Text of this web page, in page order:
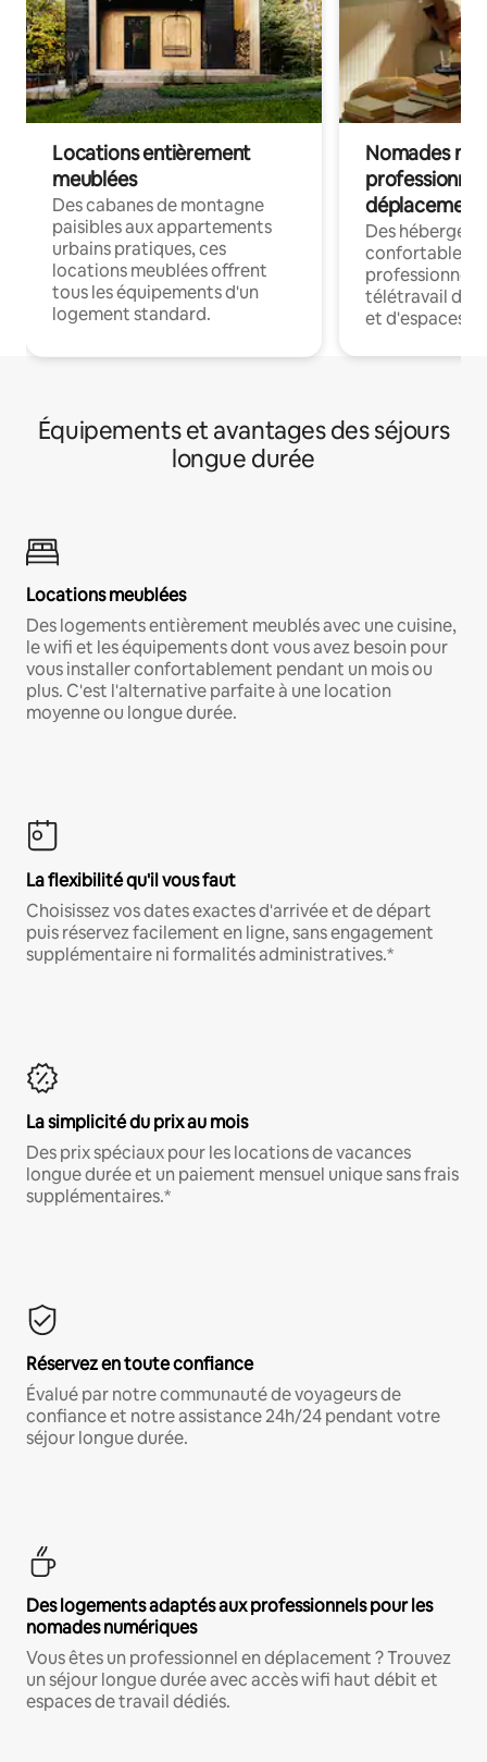
Locations entièrement
meublées
Des cabanes de montagne
paisibles aux appartements
urbains pratiques, ces
locations meublées offrent
tous les équipements d'un
logement standard.
Nomades
déplacement
Des
confortables
professionnels
télétravail
et d'espaces
Équipements et avantages des séjours
longue durée
Locations meublées
Des logements entièrement meublés avec une cuisine,
le wifi et les équipements dont vous avez besoin pour
vous installer confortablement pendant un mois ou
plus. C'est l'alternative parfaite à une location
moyenne ou longue durée.
La flexibilité qu'il vous faut
Choisissez vos dates exactes d'arrivée et de départ
puis réservez facilement en ligne, sans engagement
supplémentaire ni formalités administratives.*
La simplicité du prix au mois
Des prix spéciaux pour les locations de vacances
longue durée et un paiement mensuel unique sans frais
supplémentaires.*
Réservez en toute confiance
Évalué par notre communauté de voyageurs de
confiance et notre assistance 24h/24 pendant votre
séjour longue durée.
Des logements adaptés aux professionnels pour les
nomades numériques
Vous êtes un professionnel en déplacement ? Trouvez
un séjour longue durée avec accès wifi haut débit et
espaces de travail dédiés.